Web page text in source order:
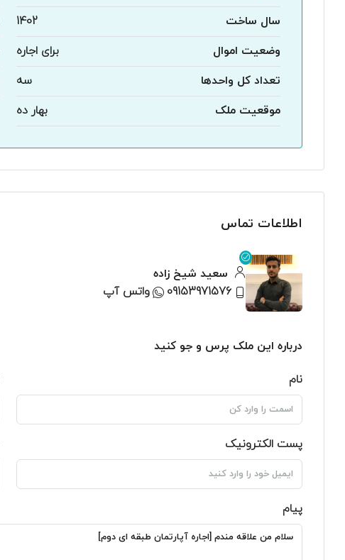
سال ساخت
1402
وضعیت اموال
برای اجاره
تعداد کل واحدها
سه
موقعیت ملک
بهار ده
اطلاعات تماس
سعید شیخ زاده
09153971576
واتس آپ
درباره این ملک پرس و جو کنید
نام
پست الکترونیک
پیام